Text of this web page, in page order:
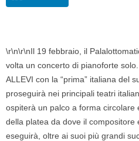
\r\n\r\nIl 19 febbraio, il
volta un concerto di pianoforte
ALLEVI con la “prima” italiana del
proseguirà nei principali teatri
ospiterà un palco a forma circolare
della platea da dove il compositore
eseguirà, oltre ai suoi più grandi